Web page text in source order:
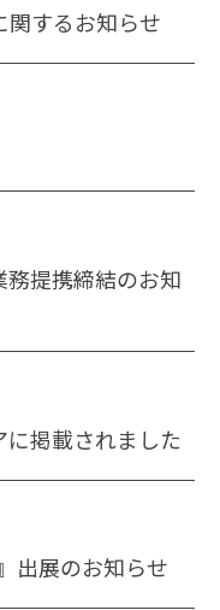
するお知らせ
提携締結のお知
掲載されました
出展のお知らせ